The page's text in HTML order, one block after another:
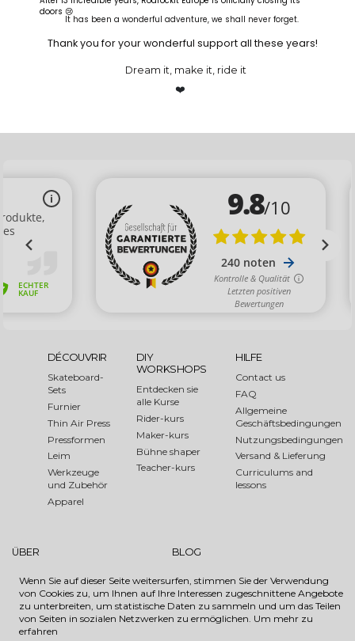
Eine Frage? Rufen Sie
24 72 39 09
TRANSAKTION
SSL-Verschlüsselung
Versand innerhalb von
Im Handumdrehen zu
DÉCOUVRIR
Skateboard-
Sets
Furnier
Thin Air Press
Pressformen
Leim
Werkzeuge
und Zubehör
Apparel
DIY
WORKSHOPS
Entdecken sie
alle Kurse
Rider-kurs
Maker-kurs
Bühne shaper
Teacher-kurs
HILFE
Contact us
FAQ
Allgemeine
Geschäftsbedingungen
Nutzungsbedingungen
Versand & Lieferung
Curriculums and
lessons
ÜBER
Medien
Links
Sustainable Forest Initiative
BLOG
Evénements
How to
Wenn Sie auf dieser Seite weitersurfen, stimmen Sie der Verwendung
von Cookies zu, um Ihnen auf Ihre Interessen zugeschnittene Angebote
zu unterbreiten, um statistische Daten zu sammeln und um das Teilen
von Seiten in sozialen Netzwerken zu ermöglichen. Um mehr zu
erfahren
doors 😢
Thank you for your wonderful support all these years!
❤️
It has been a wonderful adventure, we shall never forget.
Dream it, make it, ride it